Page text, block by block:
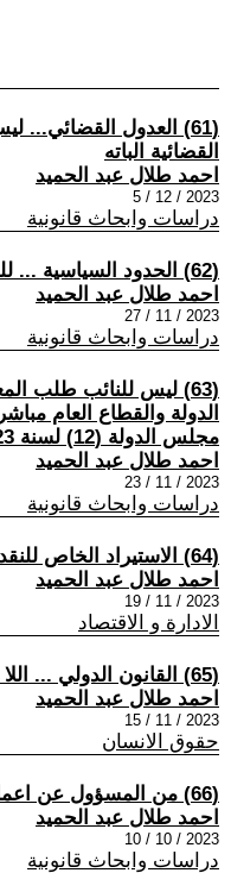
(61) العدول القضائي...
القضائية الباته
احمد طلال عبد الحميد
2023 / 12 / 5
دراسات وابحاث قانونية
(62) الحدود السياسية ... للقضاء الدستوري
احمد طلال عبد الحميد
2023 / 11 / 27
دراسات وابحاث قانونية
(63) ليس للنائب طلب
الدولة والقطاع العام
مجلس الدولة (12) لسنة 2023
احمد طلال عبد الحميد
2023 / 11 / 23
دراسات وابحاث قانونية
(64) الاستيراد الخاص للنقد الأجنبي....
احمد طلال عبد الحميد
2023 / 11 / 19
الادارة و الاقتصاد
(65) القانون الدولي ... اللا انساني
احمد طلال عبد الحميد
2023 / 11 / 15
حقوق الانسان
(66) من المسؤول عن اعمال الدفاع المدني ؟ا
احمد طلال عبد الحميد
2023 / 10 / 10
دراسات وابحاث قانونية